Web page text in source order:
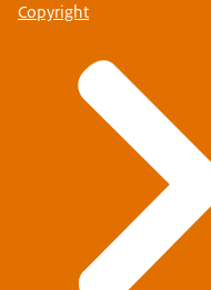
Copyright